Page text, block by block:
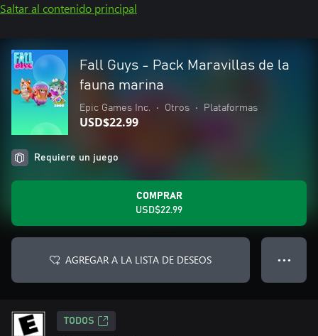
Saltar al contenido principal
Fall Guys - Pack Maravillas de la
fauna marina
Epic Games Inc. • Otros • Plataformas
USD$22.99
Requiere un juego
COMPRAR
USD$22.99
AGREGAR A LA LISTA DE DESEOS ● ● ●
TODOS